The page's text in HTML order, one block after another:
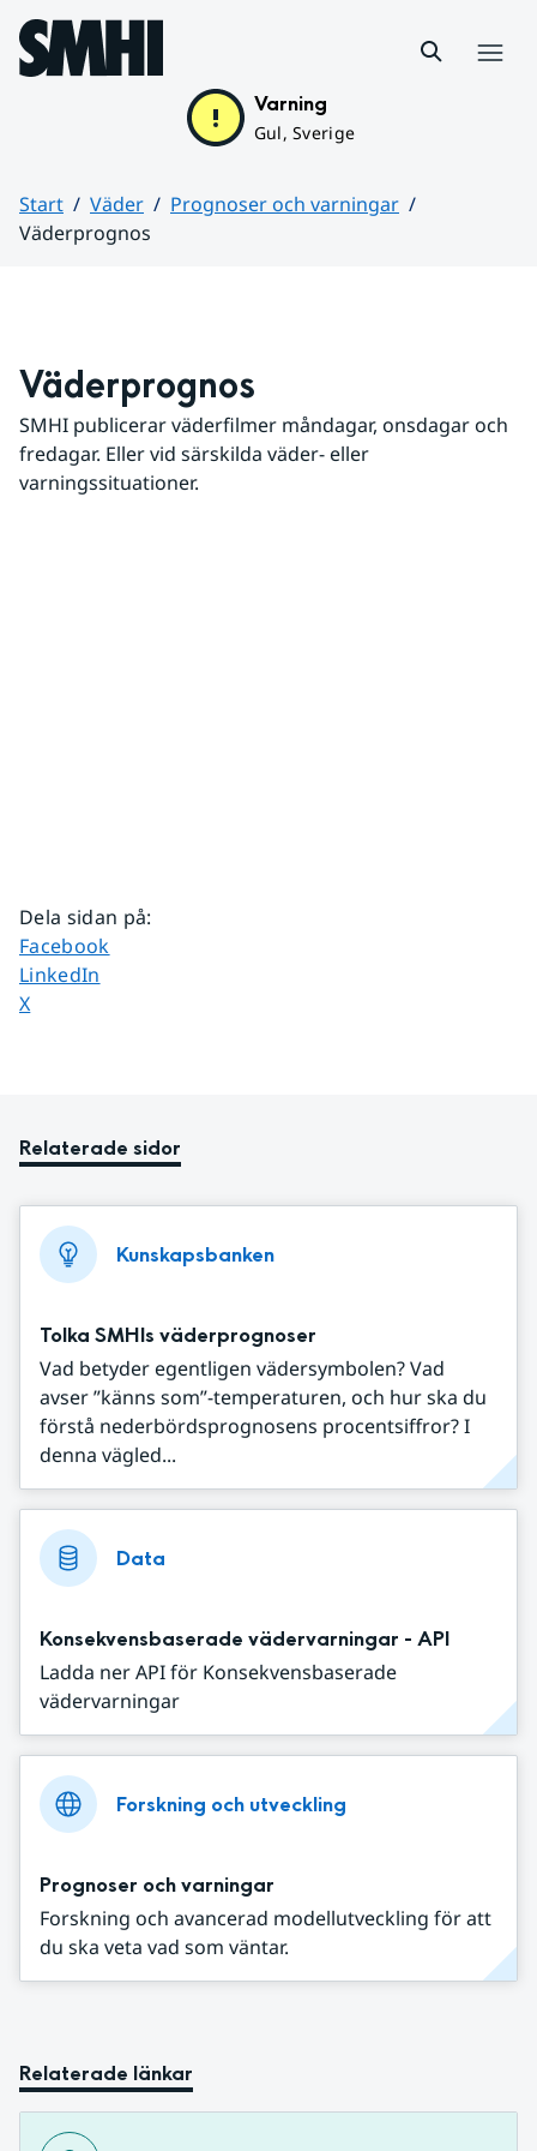
Hoppa till sidans innehåll
Varning
Gul, Sverige
Start Väder
Prognoser och varningar
Väderprognos
Väderprognos
SMHI publicerar väderfilmer måndagar, onsdagar och
fredagar. Eller vid särskilda väder- eller
varningssituationer.
Dela sidan på:
Dela sidan på
Facebook
Dela sidan på
LinkedIn
Dela sidan på
X
Relaterade sidor
Kunskapsbanken
Tolka SMHIs väderprognoser
Vad betyder egentligen vädersymbolen? Vad
avser ”känns som”-temperaturen, och hur ska du
förstå nederbördsprognosens procentsiffror? I
denna vägled...
Data
Konsekvensbaserade vädervarningar - API
Ladda ner API för Konsekvensbaserade
vädervarningar
Forskning och utveckling
Prognoser och varningar
Forskning och avancerad modellutveckling för att
du ska veta vad som väntar.
Relaterade länkar